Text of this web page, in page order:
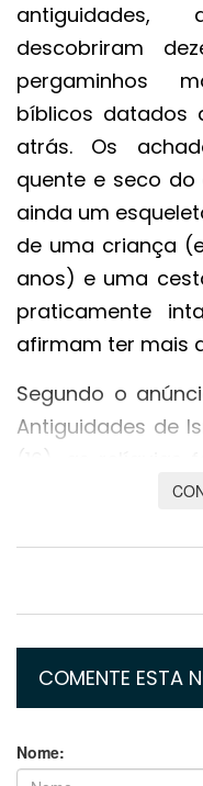
antiguidades,
descobriram
pergaminhos
bíblicos datados
atrás. Os
quente e seco do
ainda um
de uma criança
anos) e uma
praticamente
afirmam ter mais
Segundo o
Antiguidades de
(16), as relíquias
um
Os pergaminhos
de quebra-
textos milenares
décadas de 1940
coleção, que
Manuscritos do
COMENTE ESTA
Nome: